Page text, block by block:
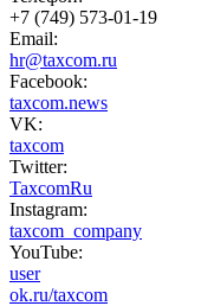
+7 (749) 573-01-19
Email:
hr@taxcom.ru
Facebook:
taxcom.news
VK:
taxcom
Twitter:
TaxcomRu
Instagram:
taxcom_company
YouTube:
user
ok.ru/taxcom